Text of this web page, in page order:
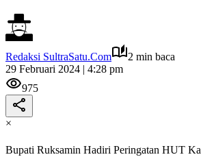
Redaksi SultraSatu.Com
2 min baca
29 Februari 2024 | 4:28 pm
975
×
Bupati Ruksamin Hadiri Peringatan HUT